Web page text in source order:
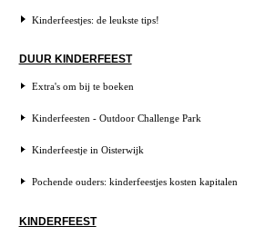
Kinderfeestjes: de leukste tips!
DUUR KINDERFEEST
Extra's om bij te boeken
Kinderfeesten - Outdoor Challenge Park
Kinderfeestje in Oisterwijk
Pochende ouders: kinderfeestjes kosten kapitalen
KINDERFEEST